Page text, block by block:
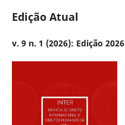
Edição Atual
v. 9 n. 1 (2026): Edição 2026